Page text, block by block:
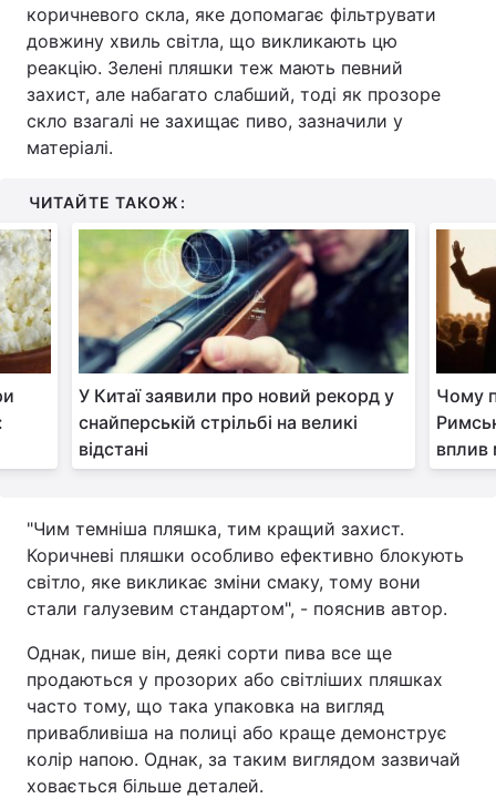
коричневого скла, яке допомагає фільтрувати
довжину хвиль світла, що викликають цю
реакцію. Зелені пляшки теж мають певний
захист, але набагато слабший, тоді як прозоре
скло взагалі не захищає пиво, зазначили у
матеріалі.
ЧИТАЙТЕ ТАКОЖ:
У Китаї заявили про новий рекорд у
снайперській стрільбі на великі
відстані
Чому
вплив
"Чим темніша пляшка, тим кращий захист.
Коричневі пляшки особливо ефективно блокують
світло, яке викликає зміни смаку, тому вони
стали галузевим стандартом", - пояснив автор.
Однак, пише він, деякі сорти пива все ще
продаються у прозорих або світліших пляшках
часто тому, що така упаковка на вигляд
привабливіша на полиці або краще демонструє
колір напою. Однак, за таким виглядом зазвичай
ховається більше деталей.